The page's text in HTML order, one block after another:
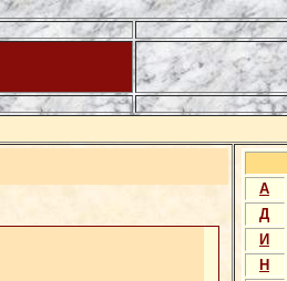
А
Д
И
Н